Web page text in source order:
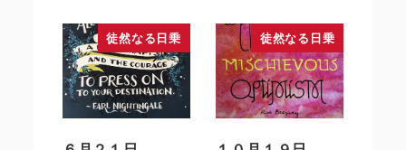
徒然なる日乗 徒然なる日乗